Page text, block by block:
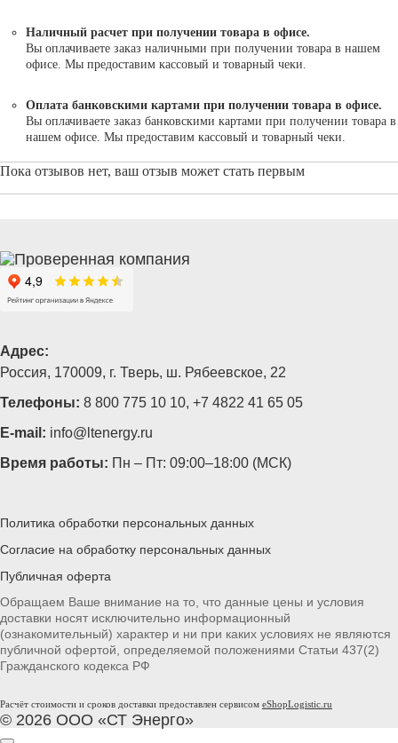
Наличный расчет при получении товара в офисе.
Вы оплачиваете заказ наличными при получении товара в нашем
офисе. Мы предоставим кассовый и товарный чеки.
Оплата банковскими картами при получении товара в офисе.
Вы оплачиваете заказ банковскими картами при получении товара в
нашем офисе. Мы предоставим кассовый и товарный чеки.
Пока отзывов нет, ваш отзыв может стать первым
Адрес:
Россия, 170009, г. Тверь, ш. Рябеевское, 22
Телефоны: 8 800 775 10 10, +7 4822 41 65 05
E-mail: info@ltenergy.ru
Время работы: Пн – Пт: 09:00–18:00 (МСК)
Политика обработки персональных данных
Согласие на обработку персональных данных
Публичная оферта
Обращаем Ваше внимание на то, что данные цены и условия
доставки носят исключительно информационный
(ознакомительный) характер и ни при каких условиях не являются
публичной офертой, определяемой положениями Статьи 437(2)
Гражданского кодекса РФ
Расчёт стоимости и сроков доставки предоставлен сервисом eShopLogistic.ru
© 2026 ООО «СТ Энерго»